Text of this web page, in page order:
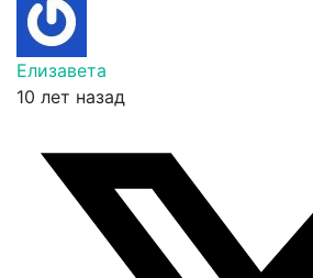
Елизавета
10 лет назад